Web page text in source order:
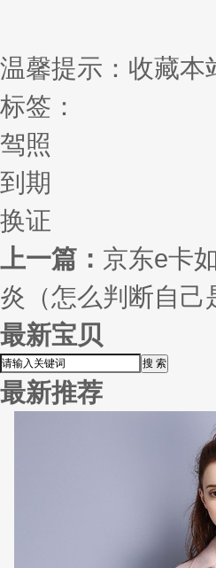
温馨提示：收藏本
标签：
驾照
到期
换证
上一篇： 京东e卡
炎（怎么判断自己
最新宝贝
最新推荐